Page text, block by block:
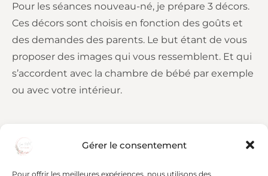
Gérer le consentement
Pour offrir les meilleures expériences, nous utilisons des
Pour les séances nouveau-né, je prépare 3 décors.
Ces décors sont choisis en fonction des goûts et
des demandes des parents. Le but étant de vous
proposer des images qui vous ressemblent. Et qui
s’accordent avec la chambre de bébé par exemple
ou avec votre intérieur.
Si vous souhaitez réserver votre séance photo
nouveau-né,